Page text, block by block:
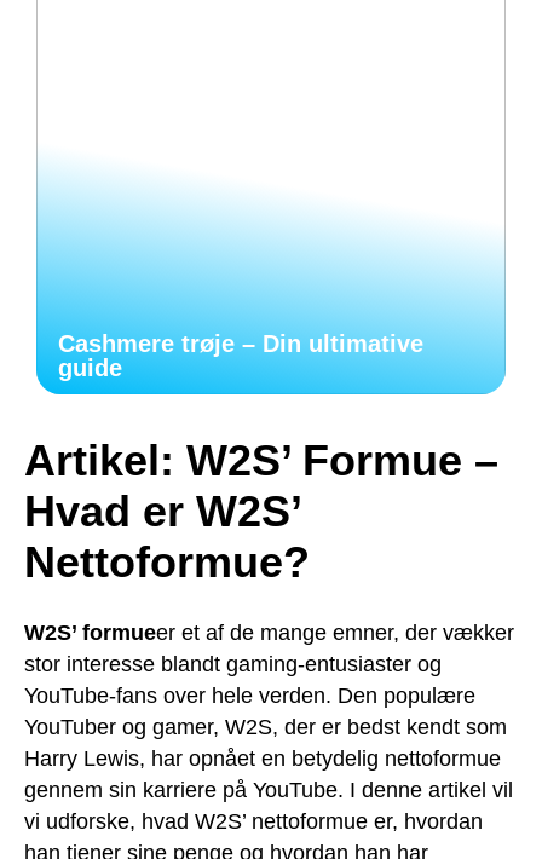
Cashmere trøje – Din ultimative
guide
Artikel: W2S’ Formue –
Hvad er W2S’
Nettoformue?
W2S’ formueer et af de mange emner, der vækker
stor interesse blandt gaming-entusiaster og
YouTube-fans over hele verden. Den populære
YouTuber og gamer, W2S, der er bedst kendt som
Harry Lewis, har opnået en betydelig nettoformue
gennem sin karriere på YouTube. I denne artikel vil
vi udforske, hvad W2S’ nettoformue er, hvordan
han tjener sine penge og hvordan han har